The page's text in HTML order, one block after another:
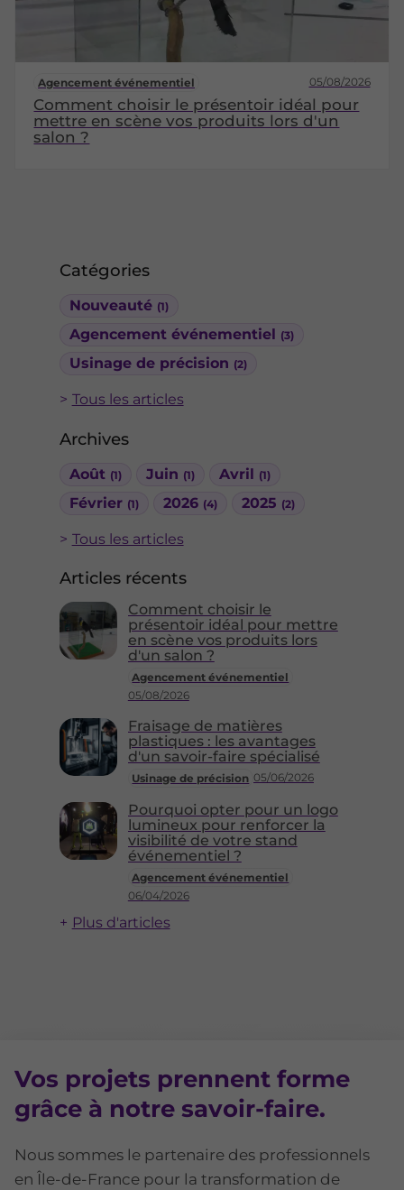
Catégories
Nouveauté (1)
Agencement événementiel (3)
Usinage de précision (2)
Tous les articles
Archives
Août (1) Juin (1) Avril (1)
Février (1) 2026 (4) 2025 (2)
Tous les articles
Articles récents
Agencement événementiel
05/08/2026
Comment choisir le
présentoir idéal pour mettre
en scène vos produits lors
d'un salon ?
Usinage de précision 05/06/2026
Fraisage de matières
plastiques : les avantages
d'un savoir-faire spécialisé
Agencement événementiel
06/04/2026
Pourquoi opter pour un logo
lumineux pour renforcer la
visibilité de votre stand
événementiel ?
Plus d'articles
Agencement événementiel 05/08/2026
Comment choisir le présentoir idéal pour
mettre en scène vos produits lors d'un
salon ?
Vos projets prennent forme
grâce à notre savoir-faire.
Nous sommes le partenaire des professionnels
en Île-de-France pour la transformation de